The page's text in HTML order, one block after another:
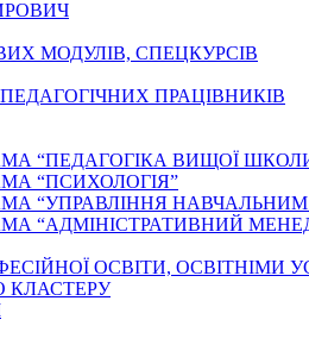
МОДУЛІВ, СПЕЦКУРСІВ
ПРАЦІВНИКІВ
“ПЕДАГОГІКА ВИЩОЇ
“ПСИХОЛОГІЯ”
“УПРАВЛІННЯ
“АДМІНІСТРАТИВНИЙ
ОСВІТИ,
КЛАСТЕРУ